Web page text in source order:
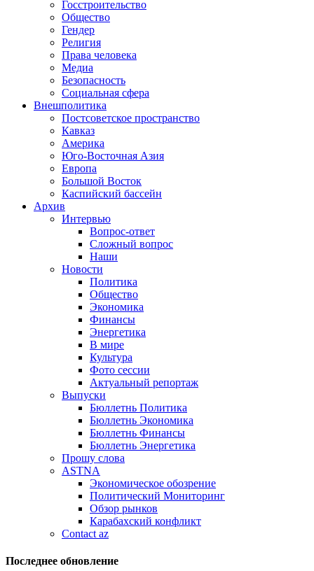
Госстроительство
Общество
Гендер
Религия
Права человека
Медиа
Безопасность
Социальная сфера
Внешполитика
Постсоветское пространство
Кавказ
Америка
Юго-Восточная Азия
Европа
Большой Восток
Каспийский бассейн
Архив
Интервью
Вопрос-ответ
Сложный вопрос
Наши
Новости
Политика
Общество
Экономика
Финансы
Энергетика
В мире
Культура
Фото сессии
Актуальный репортаж
Выпуски
Бюллетнь Политика
Бюллетнь Экономика
Бюллетнь Финансы
Бюллетнь Энергетика
Прошу слова
ASTNA
Экономическое обозрение
Политический Мониторинг
Обзор рынков
Карабахский конфликт
Contact az
Последнее обновление